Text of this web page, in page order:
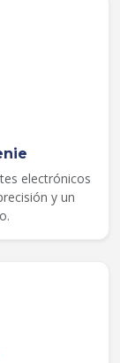
electrónicos
y un